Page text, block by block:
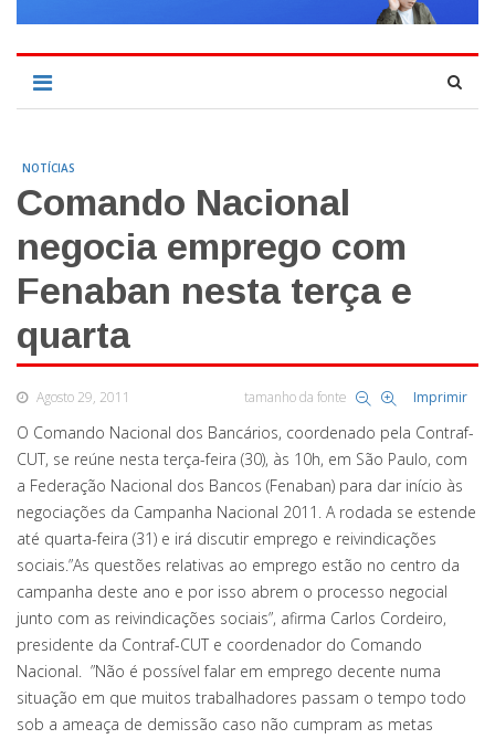
NOTÍCIAS
Comando Nacional
negocia emprego com
Fenaban nesta terça e
quarta
Agosto 29, 2011 tamanho da fonte Imprimir
O Comando Nacional dos Bancários, coordenado pela Contraf-
CUT, se reúne nesta terça-feira (30), às 10h, em São Paulo, com
a Federação Nacional dos Bancos (Fenaban) para dar início às
negociações da Campanha Nacional 2011. A rodada se estende
até quarta-feira (31) e irá discutir emprego e reivindicações
sociais.”As questões relativas ao emprego estão no centro da
campanha deste ano e por isso abrem o processo negocial
junto com as reivindicações sociais”, afirma Carlos Cordeiro,
presidente da Contraf-CUT e coordenador do Comando
Nacional. ”Não é possível falar em emprego decente numa
situação em que muitos trabalhadores passam o tempo todo
sob a ameaça de demissão caso não cumpram as metas